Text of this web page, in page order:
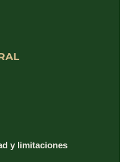
y limitaciones